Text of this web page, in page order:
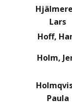
Lars
Hoff,
Holm,
Paula